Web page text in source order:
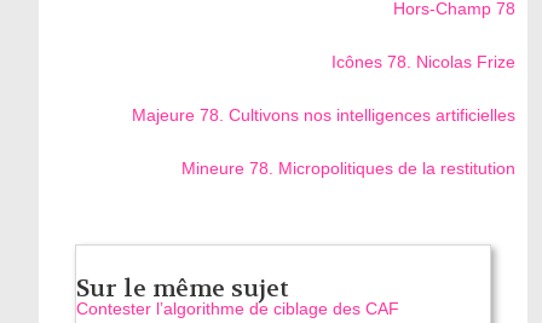
Hors-Champ 78
Icônes 78. Nicolas Frize
Majeure 78. Cultivons nos intelligences artificielles
Mineure 78. Micropolitiques de la restitution
Sur le même sujet
Contester l’algorithme de ciblage des CAF